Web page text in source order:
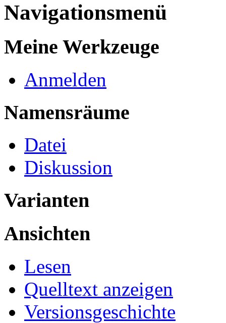
Navigationsmenü
Meine Werkzeuge
Anmelden
Namensräume
Datei
Diskussion
Varianten
Ansichten
Lesen
Quelltext anzeigen
Versionsgeschichte